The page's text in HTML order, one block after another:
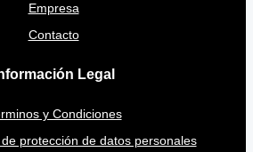
Empresa
Contacto
Legal
y Condiciones
protección de datos personales